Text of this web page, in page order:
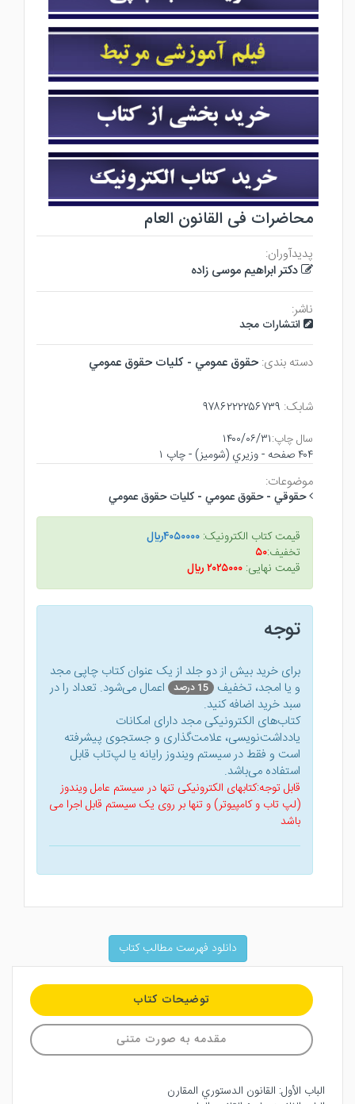
محاضرات فی القانون العام
پدیدآوران:
دکتر ابراهیم موسی زاده
ناشر:
انتشارات مجد
دسته بندی: حقوق عمومي - كليات حقوق عمومي
شابک: ۹۷۸۶۲۲۲۲۵۶۷۳۹
سال چاپ:۱۴۰۰/۰۶/۳۱
۴۰۴ صفحه - وزيري (شوميز) - چاپ ۱
موضوعات:
حقوقي - حقوق عمومي - كليات حقوق عمومي
قیمت کتاب الکترونیک: ۴۰۵۰۰۰۰ريال
تخفیف:۵۰
قیمت نهایی: ۲۰۲۵۰۰۰ ريال
توجه
برای خرید بیش از دو جلد از یک عنوان کتاب‌ چاپی مجد
و یا امجد، تخفیف 15 درصد
اعمال می‌شود. تعداد را در
سبد خرید اضافه کنید.
کتاب‌های الکترونیکی مجد دارای امکانات
یادداشت‌نویسی، علامت‌گذاری و جستجوی پیشرفته
است و فقط در سیستم ویندوز رایانه یا لپ‌تاب قابل
استفاده می‌باشد.
قابل توجه:کتابهای الکترونیکی تنها در سیستم عامل ویندوز
(لپ تاب و کامپیوتر) و تنها بر روی یک سیستم قابل اجرا می
باشد
دانلود فهرست مطالب کتاب
توضیحات کتاب
مقدمه به صورت متنی
الباب الأول: القانون الدستوري المقارن